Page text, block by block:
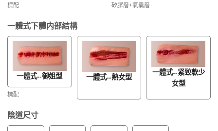
標配 矽膠層+氣囊層
一體式下體内部結構
一體式--御姐型
標配
一體式--熟女型
一體式--紧致款少
女型
陰道尺寸